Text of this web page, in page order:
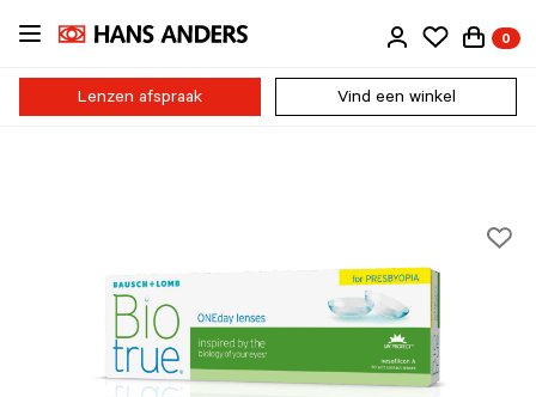
Ga
naar
inhoud
0
Lenzen afspraak Vind een winkel